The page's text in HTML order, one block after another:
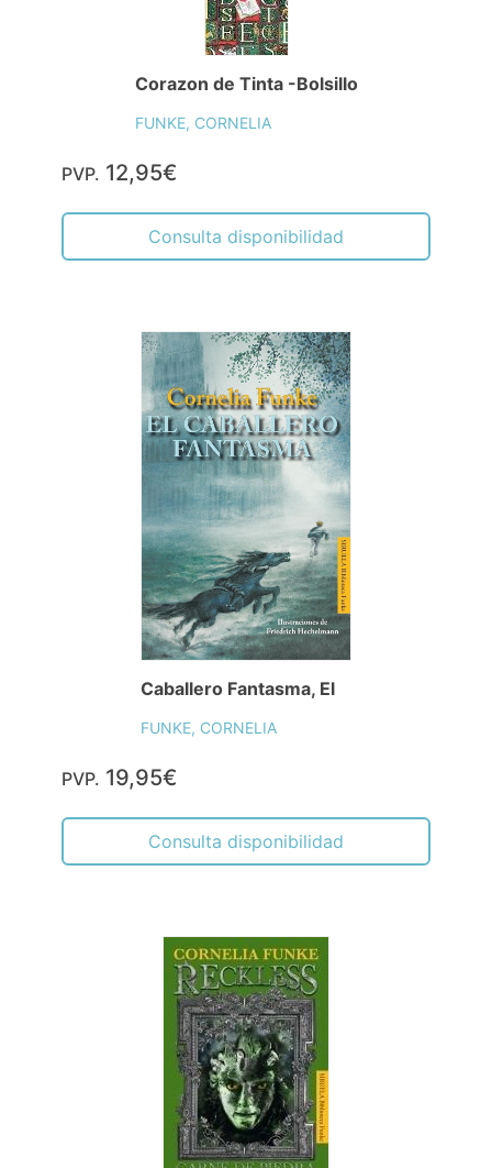
Corazon de Tinta -Bolsillo
FUNKE, CORNELIA
PVP. 12,95€
Consulta disponibilidad
Caballero Fantasma, El
FUNKE, CORNELIA
PVP. 19,95€
Consulta disponibilidad